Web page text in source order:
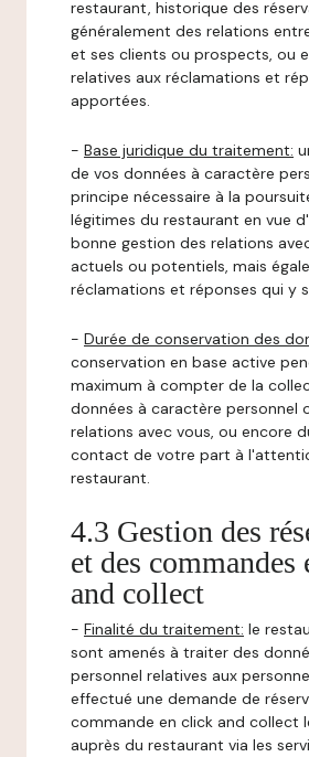
restaurant, historique des
généralement des relations
et ses clients ou prospects, ou
relatives aux réclamations et
apportées.
- Base juridique du traitement:
de vos données à caractère
principe nécessaire à la
légitimes du restaurant en vue
bonne gestion des relations
actuels ou potentiels, mais
réclamations et réponses qui y
- Durée de conservation des
conservation en base active
maximum à compter de la
données à caractère personnel
relations avec vous, ou encore
contact de votre part à
restaurant.
4.3 Gestion des
et des
and collect
- Finalité du traitement: le
sont amenés à traiter des
personnel relatives aux
effectué une demande de
commande en click and collect
auprès du restaurant via les